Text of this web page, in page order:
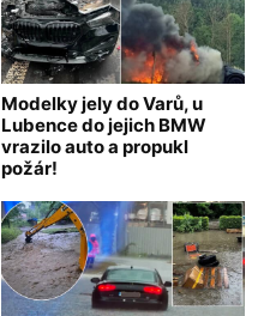
Modelky jely do Varů, u
Lubence do jejich BMW
vrazilo auto a propukl
požár!